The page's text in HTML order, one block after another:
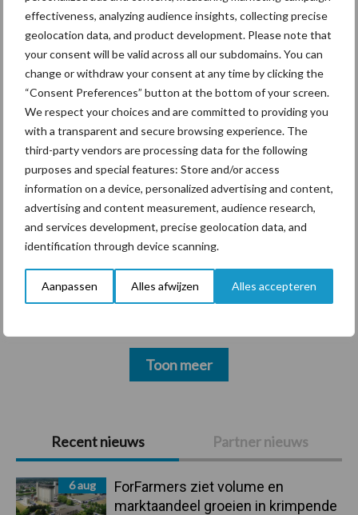
effectiveness, analyzing audience insights, collecting precise
geolocation data, and product development. Please note that
your consent will be valid across all our subdomains. You can
change or withdraw your consent at any time by clicking the
“Consent Preferences” button at the bottom of your screen.
We respect your choices and are committed to providing you
with a transparent and secure browsing experience. The
third-party vendors are processing data for the following
purposes and special features: Store and/or access
information on a device, personalized advertising and content,
advertising and content measurement, audience research,
and services development, precise geolocation data, and
identification through device scanning.
Aanpassen Alles afwijzen Alles accepteren
Primaire
Sidebar
Recent nieuws Partner nieuws
6 aug
ForFarmers ziet volume en
marktaandeel groeien in krimpende
hygieneoplossingen is in
Polen groter dan ooit”
Themapagina's
Diergezondheid Bemesting Fokkerij
Bedrijfsnieuws
Voerhekken
Toon meer